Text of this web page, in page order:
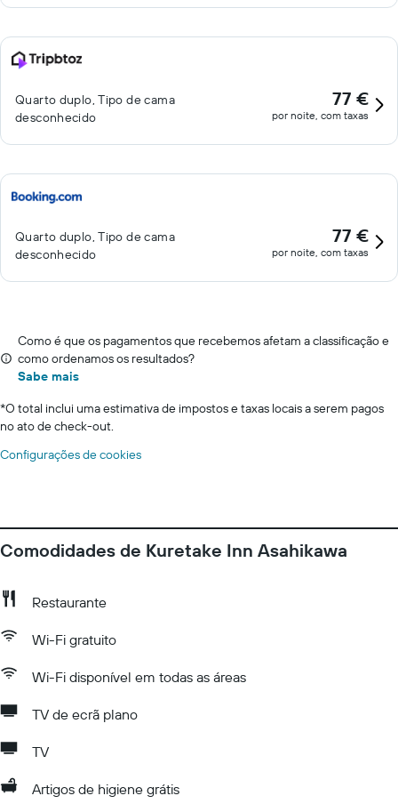
Quarto duplo, Tipo de cama
desconhecido
77 €
por noite, com taxas
Quarto duplo, Tipo de cama
desconhecido
77 €
por noite, com taxas
Como é que os pagamentos que recebemos afetam a classificação e
como ordenamos os resultados?
Sabe mais
*O total inclui uma estimativa de impostos e taxas locais a serem pagos
no ato de check-out.
Configurações de cookies
Comodidades de Kuretake Inn Asahikawa
Restaurante
Wi-Fi gratuito
Wi-Fi disponível em todas as áreas
TV de ecrã plano
TV
Artigos de higiene grátis